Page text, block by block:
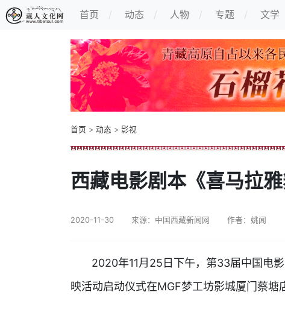
首页 动态 人物 专题 文学
首页 > 动态 > 影视
西藏电影剧本《喜马拉
2020-11-30 来源：中国西藏新闻网 作者：姚闻
2020年11月25日下午，第33届中国电影
映活动启动仪式在MGF梦工坊影城厦门蔡塘